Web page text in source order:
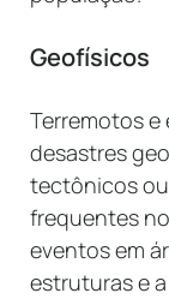
Geofísicos
Terremotos e
desastres
tectônicos
frequentes
eventos em
estruturas e